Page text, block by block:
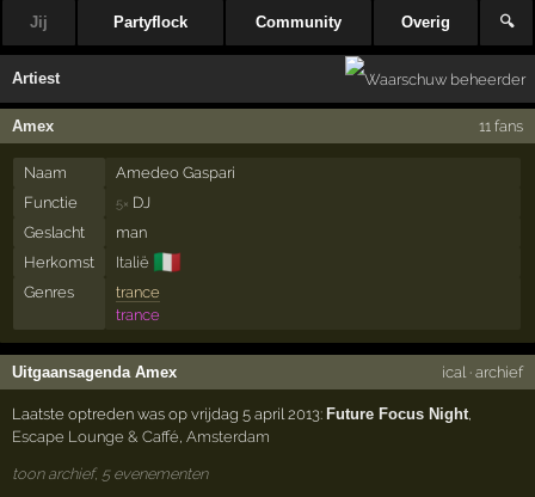
Jij Partyflock Community Overig 🔍
Artiest
Amex 11 fans
Naam
Amedeo Gaspari
Functie
5× DJ
Geslacht
man
Herkomst
Italië 🇮🇹
Genres
trance
trance
Uitgaansagenda Amex ical· archief
Laatste optreden was op vrijdag 5 april 2013:Future Focus Night
Escape Lounge & Caffé ,Amsterdam
toon archief, 5 evenementen